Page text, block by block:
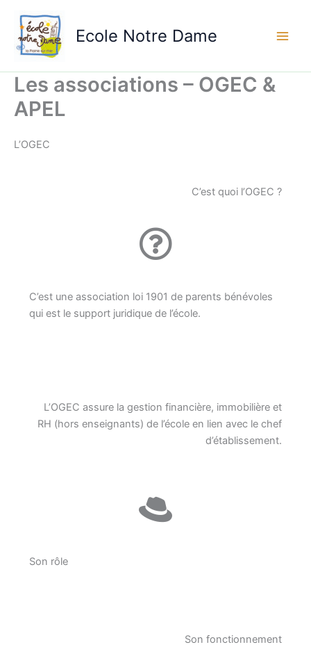
contenu
Ecole Notre Dame
Les associations – OGEC &
APEL
L’OGEC
C’est quoi l’OGEC ?
C’est une association loi 1901 de parents bénévoles
qui est le support juridique de l’école.
L’OGEC assure la gestion financière, immobilière et
RH (hors enseignants) de l’école en lien avec le chef
d’établissement.
Son rôle
Son fonctionnement